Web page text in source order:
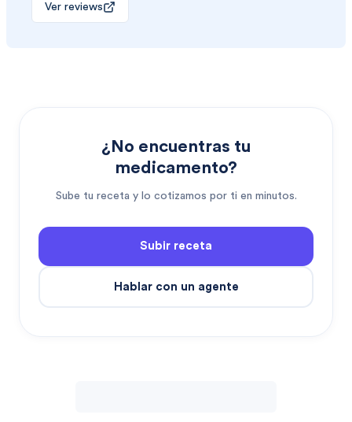
Ver reviews
¿No encuentras tu
medicamento?
Sube tu receta y lo cotizamos por ti en minutos.
Subir receta
Hablar con un agente